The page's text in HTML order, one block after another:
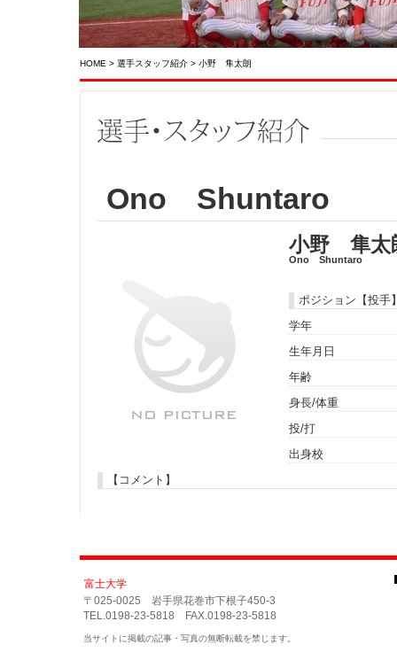
HOME > 選手スタッフ紹介 > 小野 隼太朗
Ono Shuntaro
小野 隼太
Ono Shuntaro
ポジション【投手
学年
生年月日
年齢
身長/体重
投/打
出身校
【コメント】
富士大学
〒025-0025 岩手県花巻市下根子450-3
TEL.0198-23-5818 FAX.0198-23-5818
当サイトに掲載の記事・写真の無断転載を禁じます。